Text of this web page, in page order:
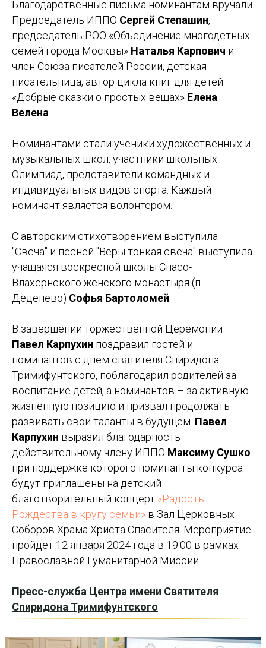
Благодарственные письма номинантам вручали
Председатель ИППО Сергей Степашин,
председатель РОО «Объединение многодетных
семей города Москвы» Наталья Карпович и
член Союза писателей России, детская
писательница, автор цикла книг для детей
«Добрые сказки о простых вещах» Елена
Велена
Номинантами стали ученики художественных и
музыкальных школ, участники школьных
Олимпиад, представители командных и
индивидуальных видов спорта. Каждый
номинант является волонтером.
С авторским стихотворением выступила
"Свеча" и песней "Веры тонкая свеча" выступила
учащаяся воскресной школы Спасо-
Влахернского женского монастыря (п.
Деденево) Софья Бартоломей
В завершении торжественной Церемонии
Павел Карпухин поздравил гостей и
номинантов с днем святителя Спиридона
Тримифунтского, поблагодарил родителей за
воспитание детей, а номинантов – за активную
жизненную позицию и призвал продолжать
развивать свои таланты в будущем. Павел
Карпухин выразил благодарность
действительному члену ИППО Максиму Сушко
при поддержке которого номинанты конкурса
будут приглашены на детский
благотворительный концерт «Радость
Рождества в кругу семьи» в Зал Церковных
Соборов Храма Христа Спасителя. Мероприятие
пройдет 12 января 2024 года в 19:00 в рамках
Православной Гуманитарной Миссии.
Пресс-служба Центра имени Святителя
Спиридона Тримифунтского